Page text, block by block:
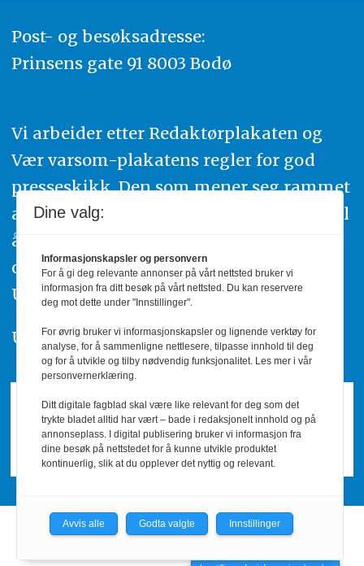
Post- og besøksadresse:
Prinsens gate 91 8003 Bodø
Vi arbeider etter Redaktørplakaten og
Vær varsom-plakatens regler for god
presseskikk. Den som mener seg rammet
av urettmessig publisering, oppfordres til
å ta kontakt med redaksjonen. Du kan
også klage inn saker til Pressens Faglige
Utvalg,www.pfu.no.
Utgiver: PBL
Dine valg:
Informasjonskapsler og personvern
For å gi deg relevante annonser på vårt nettsted bruker vi
informasjon fra ditt besøk på vårt nettsted. Du kan reservere
deg mot dette under "Innstillinger".
For øvrig bruker vi informasjonskapsler og lignende verktøy for
analyse, for å sammenligne nettlesere, tilpasse innhold til deg
og for å utvikle og tilby nødvendig funksjonalitet. Les mer i vår
personvernerklæring.
Ditt digitale fagblad skal være like relevant for deg som det
trykte bladet alltid har vært – bade i redaksjonelt innhold og på
annonseplass. I digital publisering bruker vi informasjon fra
dine besøk på nettstedet for å kunne utvikle produktet
kontinuerlig, slik at du opplever det nyttig og relevant.
Avvis alle Godta valgte Innstillinger